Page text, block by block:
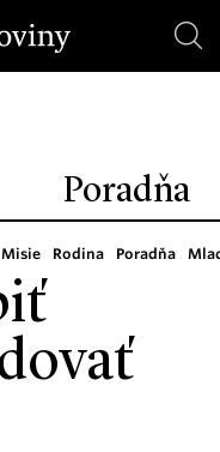
Poradňa
Misie Rodina Poradňa